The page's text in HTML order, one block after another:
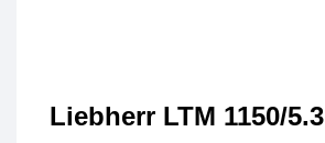
Liebherr LTM 1150/5.3